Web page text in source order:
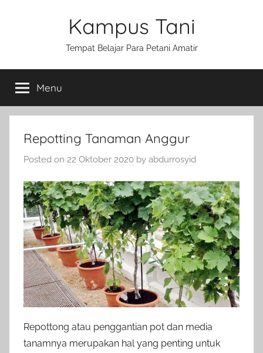
Kampus Tani
Tempat Belajar Para Petani Amatir
Menu
Repotting Tanaman Anggur
Posted on 22 Oktober 2020 by abdurrosyid
Repottong atau penggantian pot dan media
tanamnya merupakan hal yang penting untuk